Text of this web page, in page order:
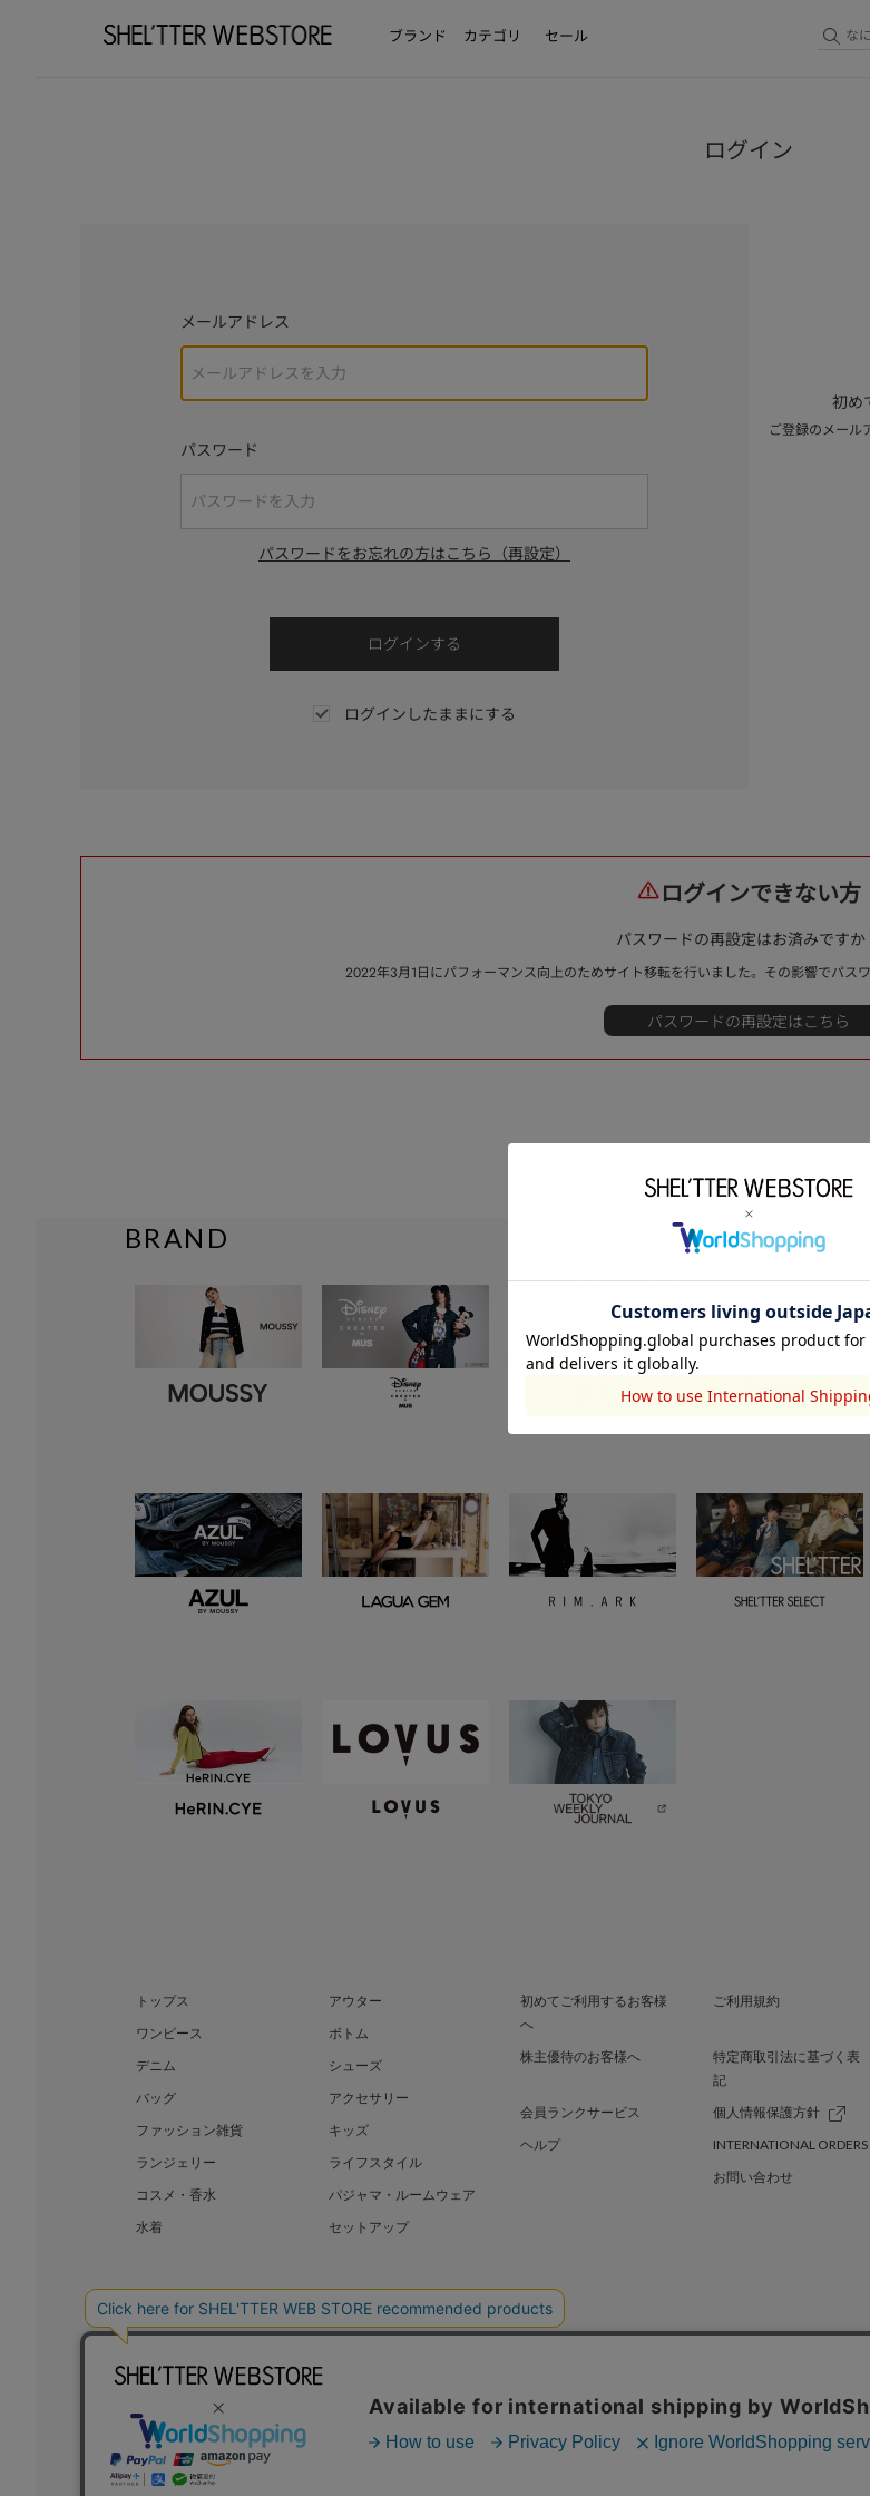
ブランド カテゴリ セール
ログイン
メールアドレス
パスワード
パスワードをお忘れの方はこちら（再設定）
ログインしたままにする
初め
ご登録のメール
ログインできない方
パスワードの再設定はお済みですか
2022年3月1日にパフォーマンス向上のためサイト移転を行いました。その影響でパス
BRAND
トップス
アウター
ワンピース
ボトム
デニム
シューズ
バッグ
アクセサリー
ファッション雑貨
キッズ
ランジェリー
ライフスタイル
コスメ・香水
パジャマ・ルームウェア
水着
セットアップ
初めてご利用するお客様
へ
ご利用規約
株主優待のお客様へ
特定商取引法に基づく表
記
会員ランクサービス
個人情報保護方針
ヘルプ
INTERNATIONAL ORDERS
お問い合わせ
BAROQUE JAPAN LIMITED SHEL’TTER GREEN 採用情報
COPYRIGHT © BAROQUE JAPAN LIMITED ALL RIGHTS RESERVED.